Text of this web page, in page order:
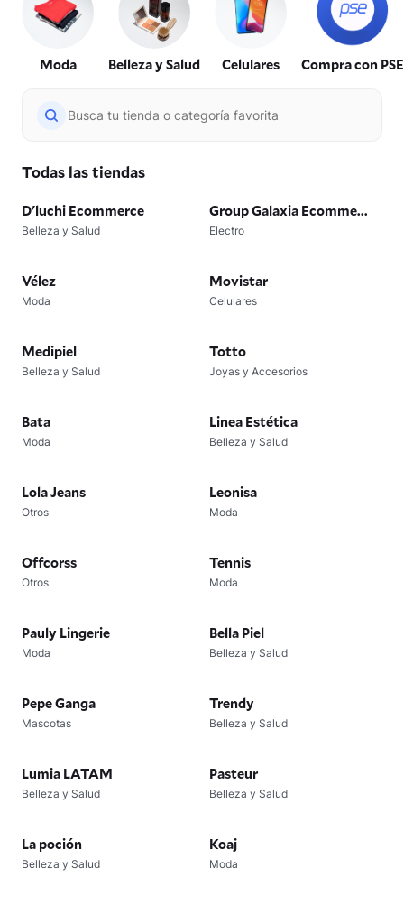
Moda Belleza y Salud Celulares Compra con PSE
Todas las tiendas
D'luchi Ecommerce
Belleza y Salud
Group Galaxia Ecomme...
Electro
Vélez
Moda
Movistar
Celulares
Medipiel
Belleza y Salud
Totto
Joyas y Accesorios
Bata
Moda
Linea Estética
Belleza y Salud
Lola Jeans
Otros
Leonisa
Moda
Offcorss
Otros
Tennis
Moda
Pauly Lingerie
Moda
Bella Piel
Belleza y Salud
Pepe Ganga
Mascotas
Trendy
Belleza y Salud
Lumia LATAM
Belleza y Salud
Pasteur
Belleza y Salud
La poción
Belleza y Salud
Koaj
Moda